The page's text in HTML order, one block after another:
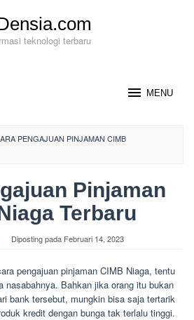
teknologi terbaru
MENU
PENGAJUAN PINJAMAN CIMB
Pinjaman
Terbaru
Diposting pada Februari 14, 2023
pengajuan pinjaman CIMB Niaga, tentu
nasabahnya. Bahkan jika orang itu bukan
bank tersebut, mungkin bisa saja tertarik
kredit dengan bunga tak terlalu tinggi.